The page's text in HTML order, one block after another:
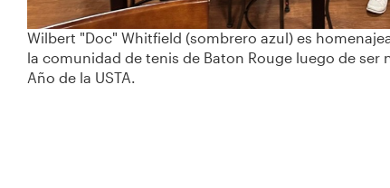
Wilbert "Doc" Whitfield (sombrero azul) es
la comunidad de tenis de Baton Rouge luego de ser
Año de la USTA.